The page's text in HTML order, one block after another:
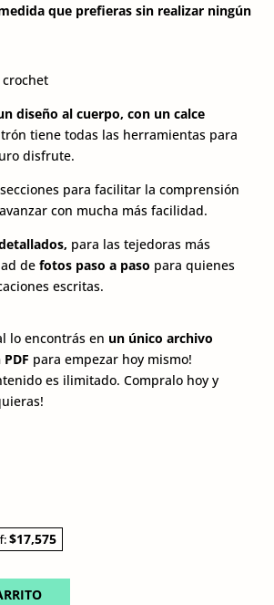
que prefieras sin realizar ningún
diseño al cuerpo, con un calce
tiene todas las herramientas para
disfrute.
para facilitar la comprensión
con mucha más facilidad.
para las tejedoras más
defotos paso a paso para quienes
escritas.
lo encontrás en un único archivo
para empezar hoy mismo!
es ilimitado. Compralo hoy y
$17,575